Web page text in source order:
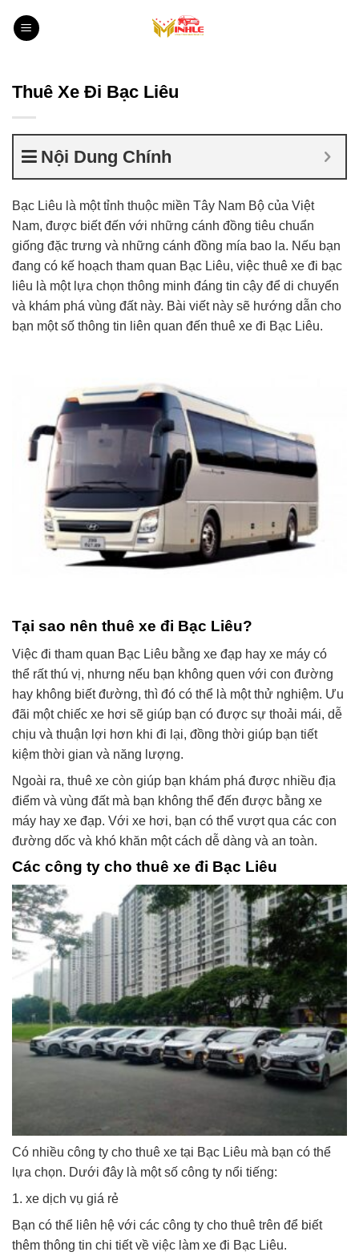
qua
Thuê Xe Đi Bạc Liêu
Nội Dung Chính
Bạc Liêu là một tỉnh thuộc miền Tây Nam Bộ của Việt
Nam, được biết đến với những cánh đồng tiêu chuẩn
giống đặc trưng và những cánh đồng mía bao la. Nếu bạn
đang có kế hoạch tham quan Bạc Liêu, việc thuê xe đi bạc
liêu là một lựa chọn thông minh đáng tin cậy để di chuyển
và khám phá vùng đất này. Bài viết này sẽ hướng dẫn cho
bạn một số thông tin liên quan đến thuê xe đi Bạc Liêu.
Tại sao nên thuê xe đi Bạc Liêu?
Việc đi tham quan Bạc Liêu bằng xe đạp hay xe máy có
thể rất thú vị, nhưng nếu bạn không quen với con đường
hay không biết đường, thì đó có thể là một thử nghiệm. Ưu
đãi một chiếc xe hơi sẽ giúp bạn có được sự thoải mái, dễ
chịu và thuận lợi hơn khi đi lại, đồng thời giúp bạn tiết
kiệm thời gian và năng lượng.
Ngoài ra, thuê xe còn giúp bạn khám phá được nhiều địa
điểm và vùng đất mà bạn không thể đến được bằng xe
máy hay xe đạp. Với xe hơi, bạn có thể vượt qua các con
đường dốc và khó khăn một cách dễ dàng và an toàn.
Các công ty cho thuê xe đi Bạc Liêu
Có nhiều công ty cho thuê xe tại Bạc Liêu mà bạn có thể
lựa chọn. Dưới đây là một số công ty nổi tiếng:
1. xe dịch vụ giá rẻ
Bạn có thể liên hệ với các công ty cho thuê trên để biết
thêm thông tin chi tiết về việc làm xe đi Bạc Liêu.